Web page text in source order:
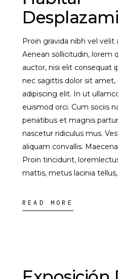
Proin gravida nibh vel velit
Aenean sollicitudin, lorem
auctor, nisi elit consequat
nec sagittis dolor sit
adipiscing elit. In ut
euismod orci. Cum sociis
penatibus et magnis
nascetur ridiculus mus.
aliquam convallis.
Proin tincidunt,
mattis, metus lacinia
READ MORE